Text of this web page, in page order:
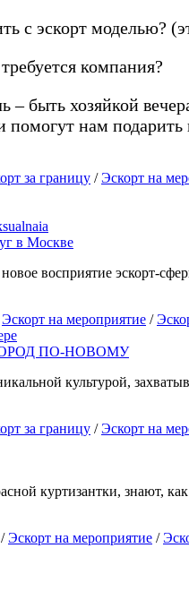
с эскорт моделью?
компания?
быть хозяйкой
помогут нам
за границу /Эскорт на
в Москве
новое восприятие эскорт-
Эскорт на мероприятие /
ПО-НОВОМУ
культурой,
за границу /Эскорт на
куртизантки, знают,
/Эскорт на мероприятие /